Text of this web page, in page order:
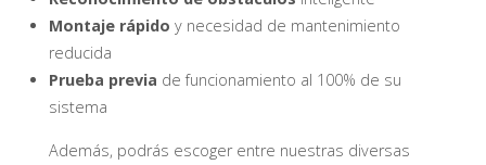
Montaje rápido y necesidad de mantenimiento
reducida
Prueba previa de funcionamiento al 100% de su
sistema
Además, podrás escoger entre nuestras diversas